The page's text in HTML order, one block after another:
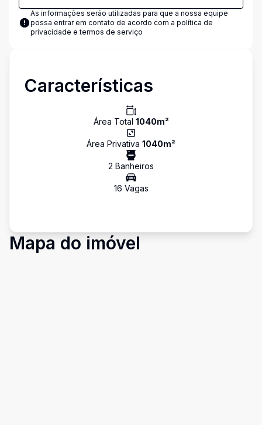
As informações serão utilizadas para que a nossa equipe
possa entrar em contato de acordo com a política de
privacidade e termos de serviço
Características
Área Total 1040m²
Área Privativa 1040m²
2 Banheiros
16 Vagas
Mapa do imóvel